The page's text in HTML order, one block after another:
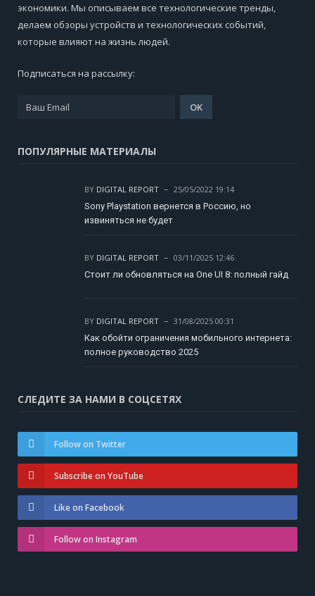
экономики. Мы описываем все технологические тренды,
делаем обзоры устройств и технологических событий,
которые влияют на жизнь людей.
Подписаться на рассылку:
ПОПУЛЯРНЫЕ МАТЕРИАЛЫ
BY DIGITAL REPORT
25/05/2022 19:14
Sony Playstation вернется в Россию, но
извиняться не будет
BY DIGITAL REPORT
03/11/2025 12:46
Стоит ли обновляться на One UI 8: полный гайд
BY DIGITAL REPORT
31/08/2025 00:31
Как обойти ограничения мобильного интернета:
полное руководство 2025
СЛЕДИТЕ ЗА НАМИ В СОЦСЕТЯХ
Follow on Twitter
Subscribe on YouTube
Like on Facebook
Follow on Instagram